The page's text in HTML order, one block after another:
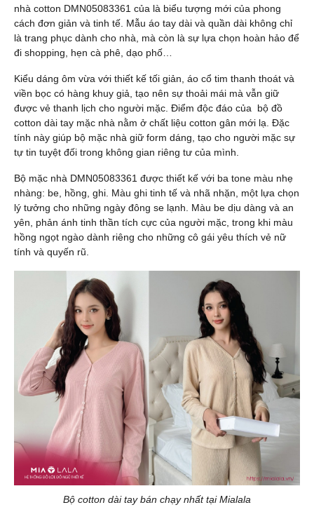
nhà cotton DMN05083361 của là biểu tượng mới của phong
cách đơn giản và tinh tế. Mẫu áo tay dài và quần dài không chỉ
là trang phục dành cho nhà, mà còn là sự lựa chọn hoàn hảo để
đi shopping, hẹn cà phê, dạo phố…
Kiểu dáng ôm vừa với thiết kế tối giản, áo cổ tim thanh thoát và
viền bọc có hàng khuy giả, tạo nên sự thoải mái mà vẫn giữ
được vẻ thanh lịch cho người mặc. Điểm độc đáo của bộ đồ
cotton dài tay mặc nhà nằm ở chất liệu cotton gân mới lạ. Đặc
tính này giúp bộ mặc nhà giữ form dáng, tạo cho người mặc sự
tự tin tuyệt đối trong không gian riêng tư của mình.
Bộ mặc nhà DMN05083361 được thiết kế với ba tone màu nhẹ
nhàng: be, hồng, ghi. Màu ghi tinh tế và nhã nhặn, một lựa chọn
lý tưởng cho những ngày đông se lạnh. Màu be dịu dàng và an
yên, phản ánh tinh thần tích cực của người mặc, trong khi màu
hồng ngọt ngào dành riêng cho những cô gái yêu thích vẻ nữ
tính và quyến rũ.
Bộ cotton dài tay bán chạy nhất tại Mialala